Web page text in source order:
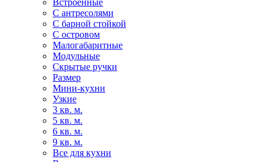
С антресолями
С барной стойкой
С островом
Малогабаритные
Модульные
Скрытые ручки
Размер
Мини-кухни
Узкие
3 кв. м.
5 кв. м.
6 кв. м.
9 кв. м.
Все для кухни